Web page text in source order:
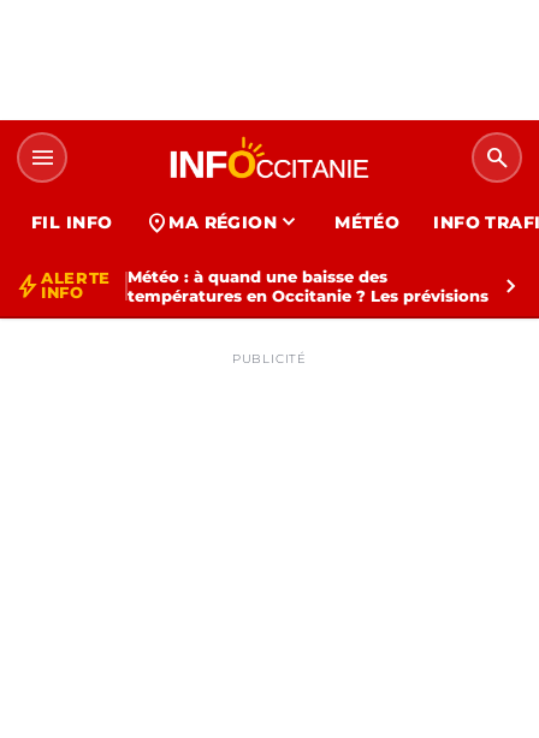
menu search
FIL INFO location_on MA RÉGION expand_more MÉTÉO INFO
bolt ALERTE
INFO
Météo : à quand une baisse des
températures en Occitanie ? Les prévisions
chevron_right
PUBLICITÉ